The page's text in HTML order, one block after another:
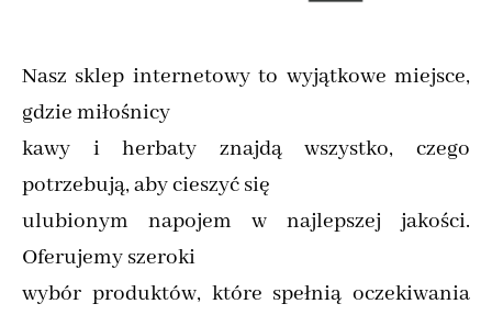
Nasz sklep internetowy to wyjątkowe miejsce,
gdzie miłośnicy
kawy i herbaty znajdą wszystko, czego
potrzebują, aby cieszyć się
ulubionym napojem w najlepszej jakości.
Oferujemy szeroki
wybór produktów, które spełnią oczekiwania